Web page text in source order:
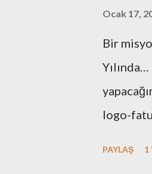
Ocak 17,
Bir
logo-
PAYLAŞ 1